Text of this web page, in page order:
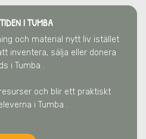
I TUMBA
och material nytt liv istället
inventera, sälja eller donera
i Tumba .
och blir ett praktiskt
i Tumba .